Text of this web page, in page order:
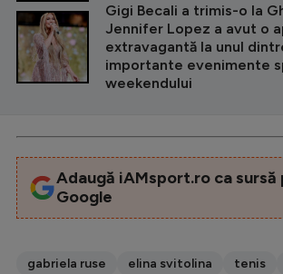
Creează cont
Gigi Becali a trimis-o la
Jennifer Lopez a avut o
extravagantă la unul
importante evenimente
weekendului
Adaugă iAMsport.ro ca
Google
gabriela ruse elina svitolina tenis